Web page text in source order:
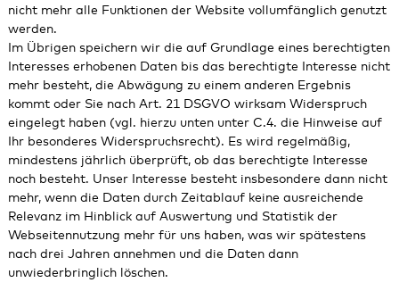
nicht mehr alle Funktionen der Website vollumfänglich genutzt
werden.
Im Übrigen speichern wir die auf Grundlage eines berechtigten
Interesses erhobenen Daten bis das berechtigte Interesse nicht
mehr besteht, die Abwägung zu einem anderen Ergebnis
kommt oder Sie nach Art. 21 DSGVO wirksam Widerspruch
eingelegt haben (vgl. hierzu unten unter C.4. die Hinweise auf
Ihr besonderes Widerspruchsrecht). Es wird regelmäßig,
mindestens jährlich überprüft, ob das berechtigte Interesse
noch besteht. Unser Interesse besteht insbesondere dann nicht
mehr, wenn die Daten durch Zeitablauf keine ausreichende
Relevanz im Hinblick auf Auswertung und Statistik der
Webseitennutzung mehr für uns haben, was wir spätestens
nach drei Jahren annehmen und die Daten dann
unwiederbringlich löschen.